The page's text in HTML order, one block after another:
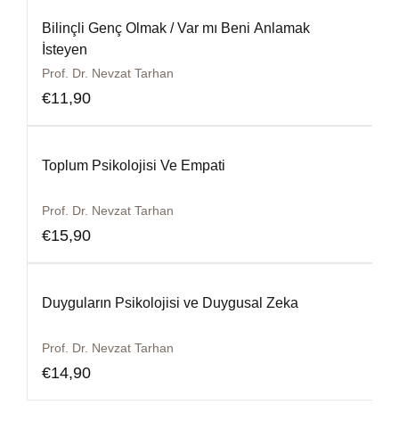
Bilinçli Genç Olmak / Var mı Beni Anlamak
İsteyen
Prof. Dr. Nevzat Tarhan
€11,90
Toplum Psikolojisi Ve Empati
Prof. Dr. Nevzat Tarhan
€15,90
Duyguların Psikolojisi ve Duygusal Zeka
Prof. Dr. Nevzat Tarhan
€14,90